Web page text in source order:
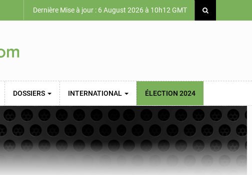
Dernière Mise à jour : 6 August 2026 à 10h12 GMT
DOSSIERS INTERNATIONAL ÉLECTION 2024